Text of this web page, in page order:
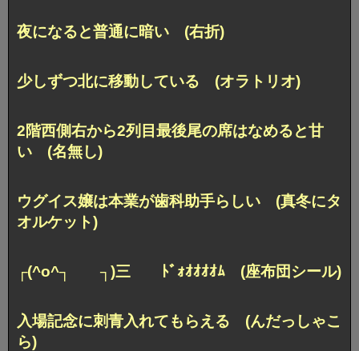
夜になると普通に暗い (右折)
少しずつ北に移動している (オラトリオ)
2階西側右から2列目最後尾の席はなめると甘
い (名無し)
ウグイス嬢は本業が歯科助手らしい (真冬にタ
オルケット)
┌(^o^┐ ┐)三 ﾄﾞｫｵｵｵｵﾑ (座布団シール)
入場記念に刺青入れてもらえる (んだっしゃこ
ら)